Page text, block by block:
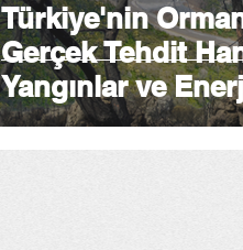
Türkiye'nin
Gerçek Tehdit
Yangınlar ve